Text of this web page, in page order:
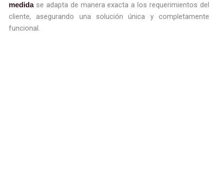
medidase adapta de manera exacta a los requerimientos del
cliente, asegurando una solución única y completamente
funcional.